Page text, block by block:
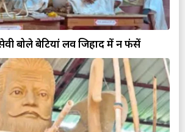
बोले बेटियां लव जिहाद में न फंसें